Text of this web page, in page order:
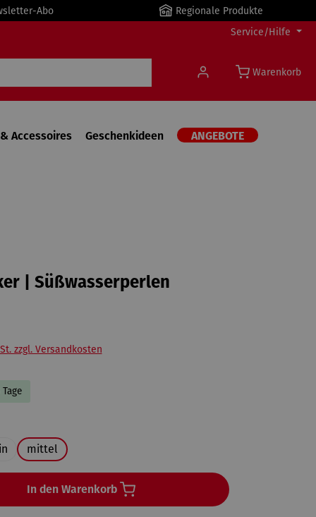
Abo
Regionale Produkte
Service/Hilfe
Warenkorb
Accessoires Geschenkideen ANGEBOTE
| Süßwasserperlen
zzgl. Versandkosten
mittel
In den Warenkorb